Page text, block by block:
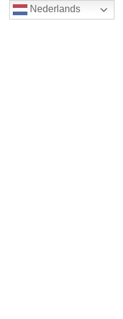
Nederlands